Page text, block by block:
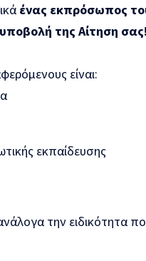
ένας εκπρόσωπος
της Αίτηση σας!
είναι:
εκπαίδευσης
την ειδικότητα